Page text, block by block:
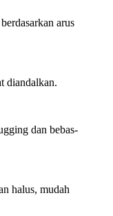
arus
diandalkan.
dan bebas-
halus, mudah